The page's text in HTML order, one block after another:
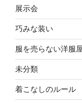
展示会
巧みな装い
服を売らない洋服
未分類
着こなしのルール